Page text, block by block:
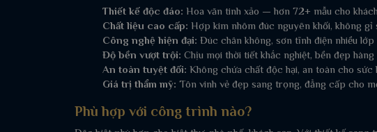
Thiết kế độc đáo: Hoa văn tinh xảo — hơn 72+ mẫu cho
Chất liệu cao cấp: Hợp kim nhôm đúc nguyên khối, không
Công nghệ hiện đại: Đúc chân không, sơn tĩnh điện nhiều
Độ bền vượt trội: Chịu mọi thời tiết khắc nghiệt, bền đẹp
An toàn tuyệt đối: Không chứa chất độc hại, an toàn cho sức
Giá trị thẩm mỹ: Tôn vinh vẻ đẹp sang trọng, đẳng cấp cho
Phù hợp với công trình nào?